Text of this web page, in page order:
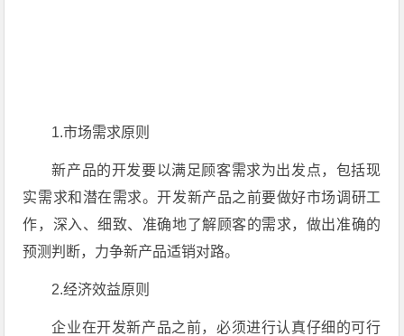
1.市场需求原则
新产品的开发要以满足顾客需求为出发点，包括现
实需求和潜在需求。开发新产品之前要做好市场调研工
作，深入、细致、准确地了解顾客的需求，做出准确的
预测判断，力争新产品适销对路。
2.经济效益原则
企业在开发新产品之前，必须进行认真仔细的可行